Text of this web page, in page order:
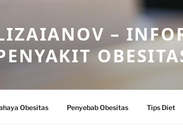
–
Obesitas Penyebab Obesitas Tips Diet